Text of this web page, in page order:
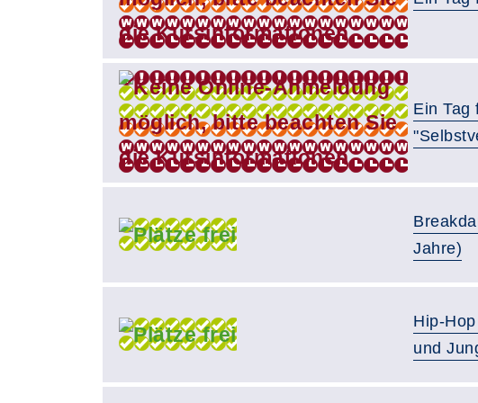
Ein Tag
Jahre)
Hip-
und